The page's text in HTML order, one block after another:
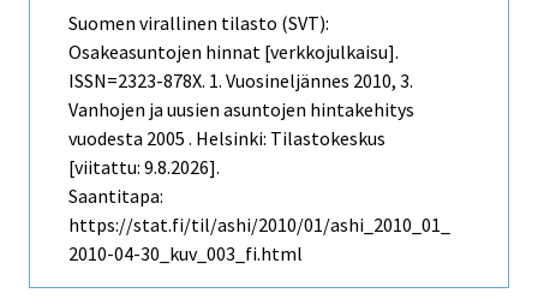
Suomen virallinen tilasto (SVT):
Osakeasuntojen hinnat [verkkojulkaisu].
ISSN=2323-878X. 1. Vuosineljännes 2010, 3.
Vanhojen ja uusien asuntojen hintakehitys
vuodesta 2005 . Helsinki: Tilastokeskus
[viitattu: 9.8.2026].
Saantitapa:
https://stat.fi/til/ashi/2010/01/ashi_2010_01_
2010-04-30_kuv_003_fi.html